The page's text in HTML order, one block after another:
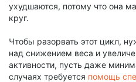
ухудшаются, потому что она
круг.
Чтобы разорвать этот цикл,
над снижением веса и
активности, пусть даже
случаях требуется помощь